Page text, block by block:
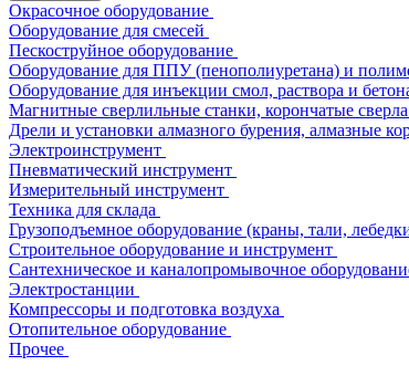
Окрасочное оборудование
Оборудование для смесей
Пескоструйное оборудование
Оборудование для ППУ (пенополиуретана) и
Оборудование для инъекции смол, раствора и
Магнитные сверлильные станки, корончатые
Дрели и установки алмазного бурения, алмазные
Электроинструмент
Пневматический инструмент
Измерительный инструмент
Техника для склада
Грузоподъемное оборудование (краны, тали,
Строительное оборудование и инструмент
Сантехническое и каналопромывочное
Электростанции
Компрессоры и подготовка воздуха
Отопительное оборудование
Прочее